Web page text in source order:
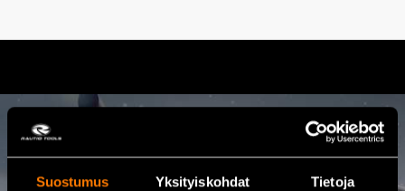
Suostumus Yksityiskohdat Tietoja
Ota yhteyttä